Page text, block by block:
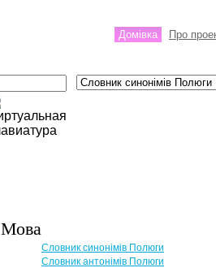
Домівка Про
Мова
Словник синонімів Полюги
Словник антонімів Полюги